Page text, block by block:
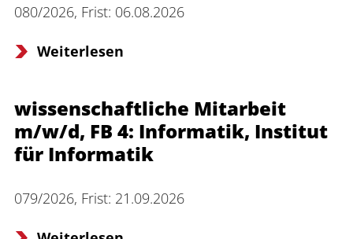
Zentrum für Informations- und
Anmelden Impressum Datenschutz
080/2026, Frist: 06.08.2026
Weiterlesen
wissenschaftliche Mitarbeit
m/w/d, FB 4: Informatik, Institut
für Informatik
079/2026, Frist: 21.09.2026